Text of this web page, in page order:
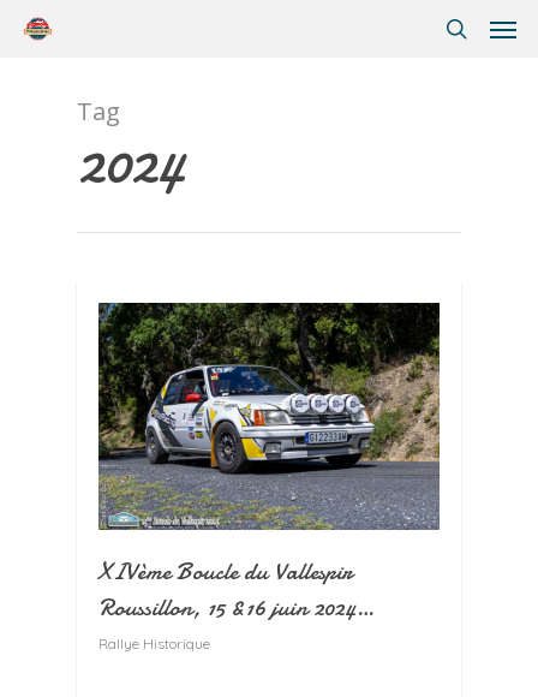
Tag
2024
XIVème Boucle du Vallespir
Roussillon, 15 &16 juin 2024…
Rallye Historique